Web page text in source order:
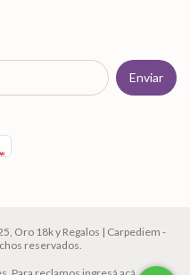
Oro 18k y Regalos | Carpediem -
reservados.